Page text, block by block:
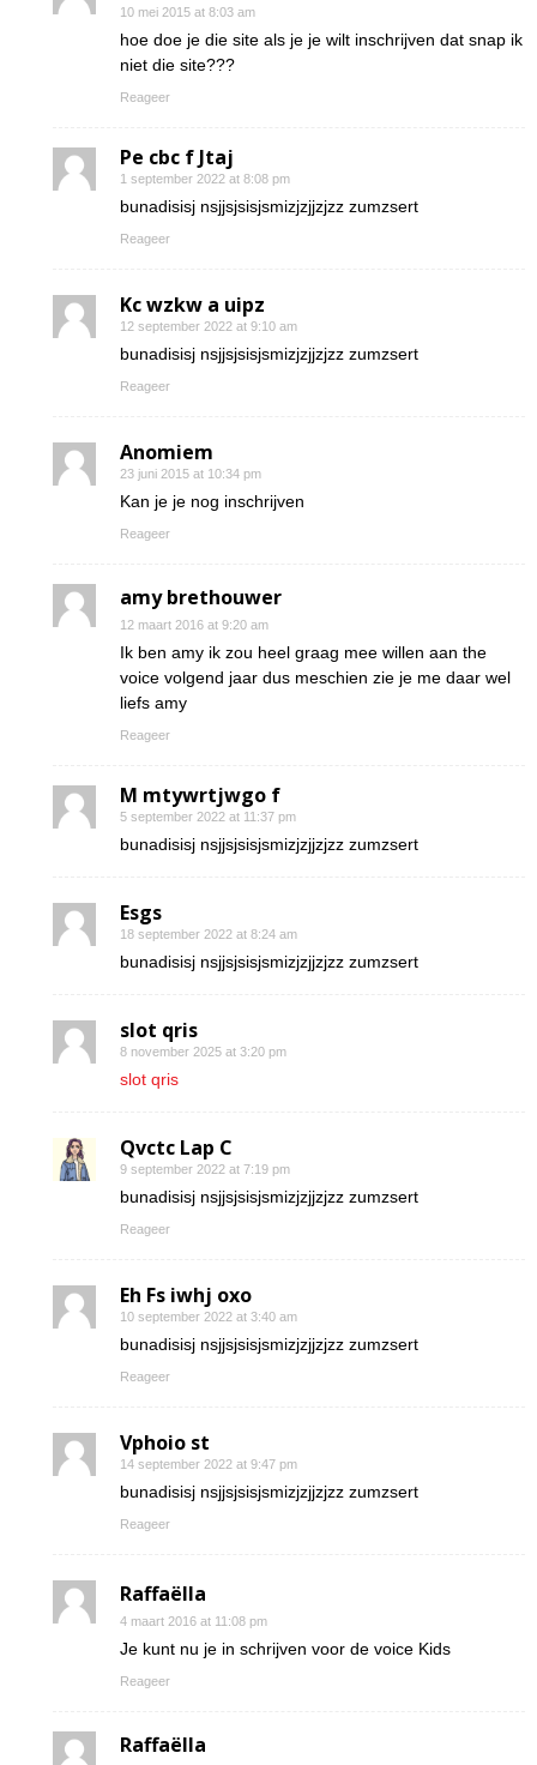
10 mei 2015 at 8:03 am
hoe doe je die site als je je wilt inschrijven dat snap ik
niet die site???
Reageer
Pe cbc f Jtaj
1 september 2022 at 8:08 pm
bunadisisj nsjjsjsisjsmizjzjjzjzz zumzsert
Reageer
Kc wzkw a uipz
12 september 2022 at 9:10 am
bunadisisj nsjjsjsisjsmizjzjjzjzz zumzsert
Reageer
Anomiem
23 juni 2015 at 10:34 pm
Kan je je nog inschrijven
Reageer
amy brethouwer
12 maart 2016 at 9:20 am
Ik ben amy ik zou heel graag mee willen aan the
voice volgend jaar dus meschien zie je me daar wel
liefs amy
Reageer
M mtywrtjwgo f
5 september 2022 at 11:37 pm
bunadisisj nsjjsjsisjsmizjzjjzjzz zumzsert
Esgs
18 september 2022 at 8:24 am
bunadisisj nsjjsjsisjsmizjzjjzjzz zumzsert
slot qris
8 november 2025 at 3:20 pm
slot qris
Qvctc Lap C
9 september 2022 at 7:19 pm
bunadisisj nsjjsjsisjsmizjzjjzjzz zumzsert
Reageer
Eh Fs iwhj oxo
10 september 2022 at 3:40 am
bunadisisj nsjjsjsisjsmizjzjjzjzz zumzsert
Reageer
Vphoio st
14 september 2022 at 9:47 pm
bunadisisj nsjjsjsisjsmizjzjjzjzz zumzsert
Reageer
Raffaëlla
4 maart 2016 at 11:08 pm
Je kunt nu je in schrijven voor de voice Kids
Reageer
Raffaëlla